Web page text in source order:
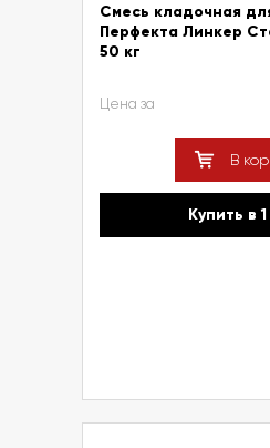
Смесь кладочная
Перфекта Линкер
50 кг
Цена за
В
Купить в